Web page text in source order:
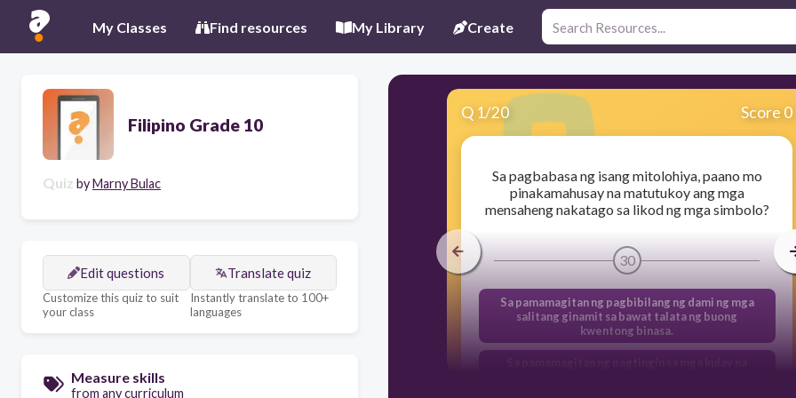
My Classes Find resources My Library Create
Filipino Grade 10
Quiz byMarny Bulac
Edit questions
Customize this quiz to suit
your class
Translate quiz
Instantly translate to 100+
languages
Measure skills
from any curriculum
Q 1/20 Score 0
Sa pagbabasa ng isang mitolohiya, paano mo
pinakamahusay na matutukoy ang mga
mensaheng nakatago sa likod ng mga simbolo?
30
Sa pamamagitan ng pagbibilang ng dami ng mga
salitang ginamit sa bawat talata ng buong
kwentong binasa.